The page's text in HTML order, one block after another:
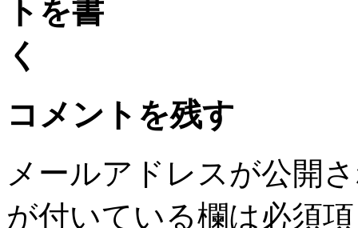
コメントを残す
メールアドレスが公開
が付いている欄は必須